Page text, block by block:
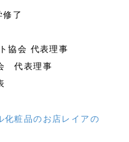
了
協会 代表理事
代表理事
化粧品のお店レイアの